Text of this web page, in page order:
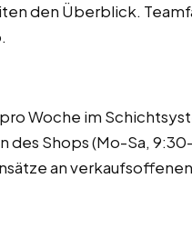
den Überblick.
Woche im
des Shops (Mo-Sa,
an